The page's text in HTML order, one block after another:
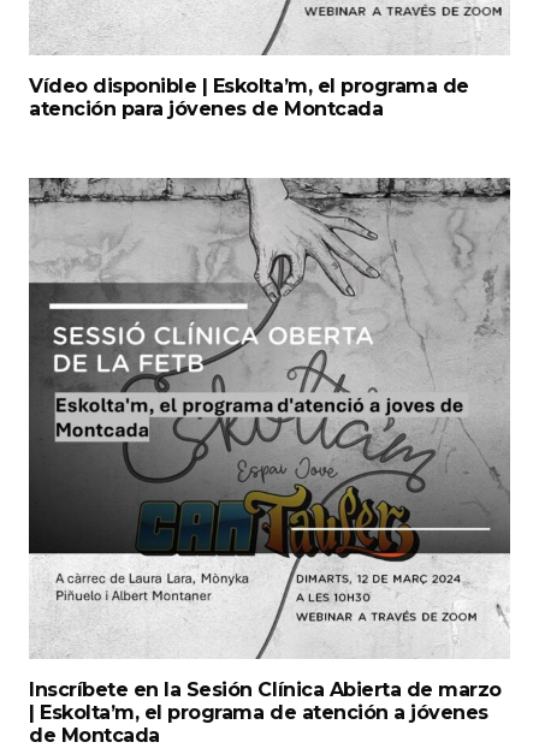
Vídeo disponible | Eskolta’m, el programa de
atención para jóvenes de Montcada
Inscríbete en la Sesión Clínica Abierta de marzo
| Eskolta’m, el programa de atención a jóvenes
de Montcada